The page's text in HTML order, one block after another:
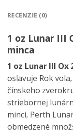
RECENZIE (0)
1 oz Lunar III
minca
1 oz Lunar III
oslavuje Rok
čínskeho
striebornej
mincí, Perth
obmedzené